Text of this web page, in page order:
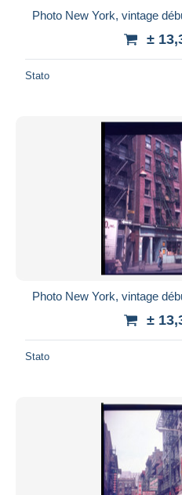
Photo New York, vintage
±
Stato
Photo New York, vintage
±
Stato